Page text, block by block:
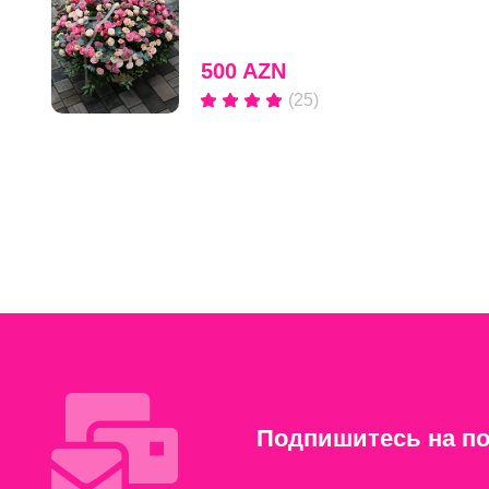
500 AZN
(25)
Подпишитесь на